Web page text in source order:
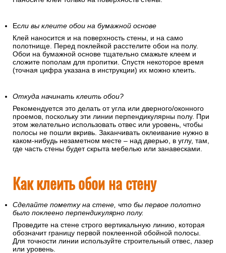
Если вы клеите обои на бумажной основе
Клей наносится и на поверхность стены, и на само
полотнище. Перед поклейкой расстелите обои на полу.
Обои на бумажной основе тщательно смажьте клеем и
сложите пополам для пропитки. Спустя некоторое время
(точная цифра указана в инструкции) их можно клеить.
Откуда начинать клеить обои?
Рекомендуется это делать от угла или дверного/оконного
проемов, поскольку эти линии перпендикулярны полу. При
этом желательно использовать отвес или уровень, чтобы
полосы не пошли вкривь. Заканчивать оклеивание нужно в
каком-нибудь незаметном месте – над дверью, в углу, там,
где часть стены будет скрыта мебелью или занавесками.
Как клеить обои на стену
Сделайте пометку на стене, что бы первое полотно
было поклеено перпендикулярно полу.
Проведите на стене строго вертикальную линию, которая
обозначит границу первой поклеенной обойной полосы.
Для точности линии используйте строительный отвес, лазер
или уровень.